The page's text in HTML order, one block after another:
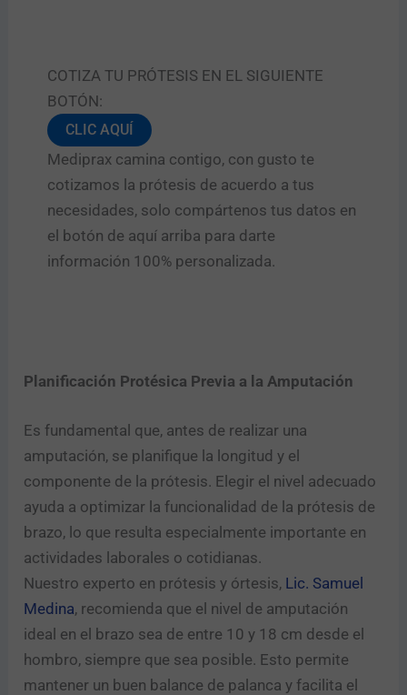
COTIZA TU PRÓTESIS EN EL SIGUIENTE
BOTÓN:
CLIC AQUÍ
Mediprax camina contigo, con gusto te
cotizamos la prótesis de acuerdo a tus
necesidades, solo compártenos tus datos en
el botón de aquí arriba para darte
información 100% personalizada.
Planificación Protésica Previa a la Amputación
Es fundamental que, antes de realizar una
amputación, se planifique la longitud y el
componente de la prótesis. Elegir el nivel adecuado
ayuda a optimizar la funcionalidad de la prótesis de
brazo, lo que resulta especialmente importante en
actividades laborales o cotidianas.
Nuestro experto en prótesis y órtesis, Lic. Samuel
Medina, recomienda que el nivel de amputación
ideal en el brazo sea de entre 10 y 18 cm desde el
hombro, siempre que sea posible. Esto permite
mantener un buen balance de palanca y facilita el